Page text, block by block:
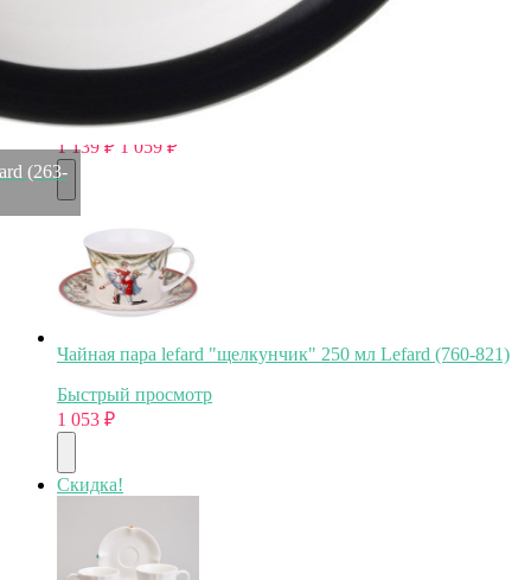
(263-
Эспандер ленточный для кросс-тренинга STARFIT ES-
803, 5-22 кг, 208х2,2 см, оранжевый (1676100)
Быстрый просмотр
1 139 ₽ 1 059 ₽
Чайная пара lefard "щелкунчик" 250 мл Lefard (760-821)
Быстрый просмотр
1 053 ₽
Скидка!